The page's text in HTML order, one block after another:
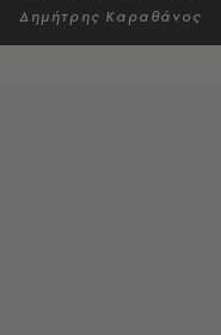
Δημήτρης Καραθάνος